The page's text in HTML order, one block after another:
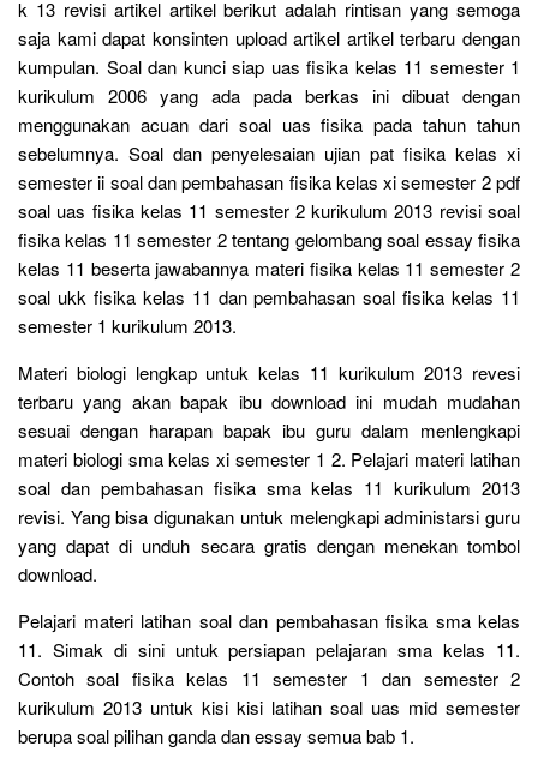
k 13 revisi artikel artikel berikut adalah rintisan yang semoga
saja kami dapat konsinten upload artikel artikel terbaru dengan
kumpulan. Soal dan kunci siap uas fisika kelas 11 semester 1
kurikulum 2006 yang ada pada berkas ini dibuat dengan
menggunakan acuan dari soal uas fisika pada tahun tahun
sebelumnya. Soal dan penyelesaian ujian pat fisika kelas xi
semester ii soal dan pembahasan fisika kelas xi semester 2 pdf
soal uas fisika kelas 11 semester 2 kurikulum 2013 revisi soal
fisika kelas 11 semester 2 tentang gelombang soal essay fisika
kelas 11 beserta jawabannya materi fisika kelas 11 semester 2
soal ukk fisika kelas 11 dan pembahasan soal fisika kelas 11
semester 1 kurikulum 2013.
Materi biologi lengkap untuk kelas 11 kurikulum 2013 revesi
terbaru yang akan bapak ibu download ini mudah mudahan
sesuai dengan harapan bapak ibu guru dalam menlengkapi
materi biologi sma kelas xi semester 1 2. Pelajari materi latihan
soal dan pembahasan fisika sma kelas 11 kurikulum 2013
revisi. Yang bisa digunakan untuk melengkapi administarsi guru
yang dapat di unduh secara gratis dengan menekan tombol
download.
Pelajari materi latihan soal dan pembahasan fisika sma kelas
11. Simak di sini untuk persiapan pelajaran sma kelas 11.
Contoh soal fisika kelas 11 semester 1 dan semester 2
kurikulum 2013 untuk kisi kisi latihan soal uas mid semester
berupa soal pilihan ganda dan essay semua bab 1.